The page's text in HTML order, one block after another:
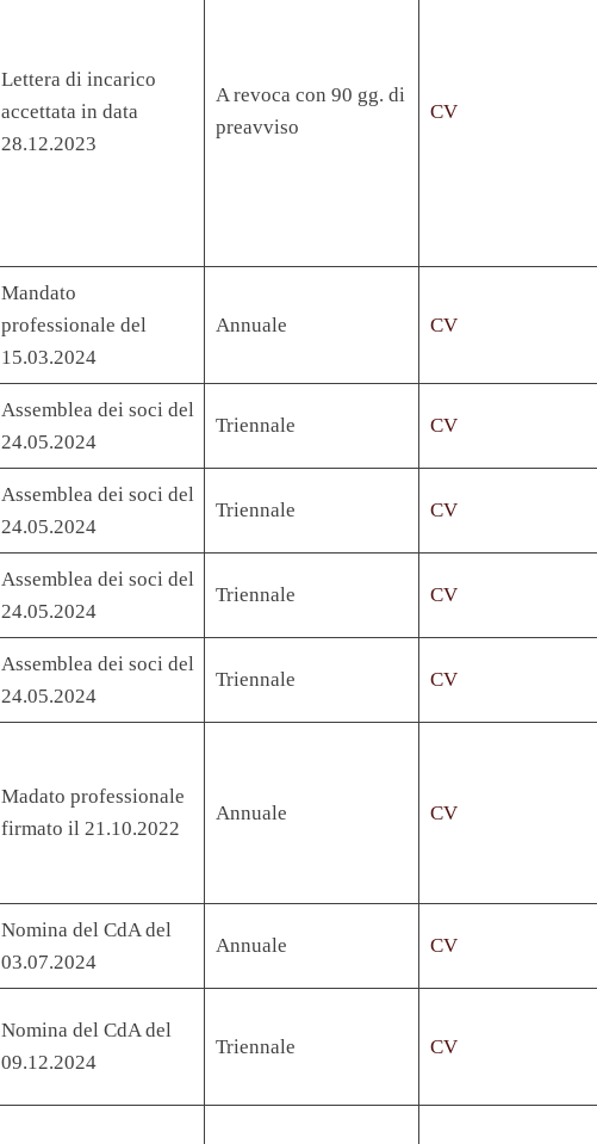
Lettera di incarico
accettata in data
28.12.2023
A revoca con 90 gg. di
preavviso
CV
Mandato
professionale del
15.03.2024
Annuale CV
Assemblea dei soci del
24.05.2024
Triennale CV
Assemblea dei soci del
24.05.2024
Triennale CV
Assemblea dei soci del
24.05.2024
Triennale CV
Assemblea dei soci del
24.05.2024
Triennale CV
Madato professionale
firmato il 21.10.2022
Annuale CV
Nomina del CdA del
03.07.2024
Annuale CV
Nomina del CdA del
09.12.2024
Triennale CV